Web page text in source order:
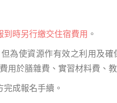
時另行繳交住宿費用 。
為使資源作有效之利用及
用於膳雜費、實習材料費、
成報名手續。